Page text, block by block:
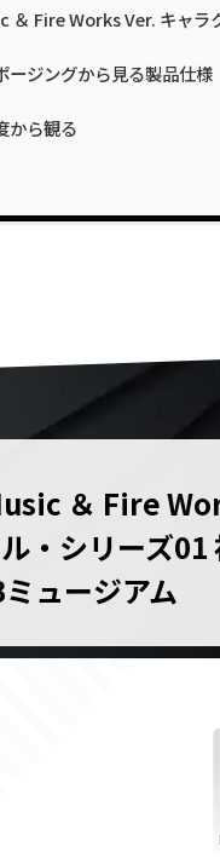
＆ Fire Works Ver. キャラ
ージングから見る製品仕様
から観る
＆ Fire
・シリーズ01
ュージアム